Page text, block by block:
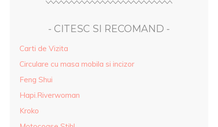
- CITESC SI RECOMAND -
Carti de Vizita
Circulare cu masa mobila si incizor
Feng Shui
Hapi.Riverwoman
Kroko